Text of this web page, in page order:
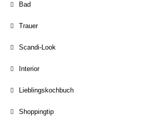
Bad
Trauer
Scandi-Look
Interior
Lieblingskochbuch
Shoppingtip